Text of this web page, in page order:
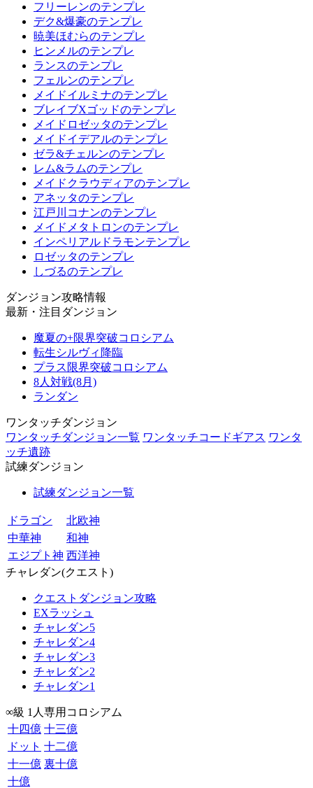
フリーレンのテンプレ
デク&爆豪のテンプレ
暁美ほむらのテンプレ
ヒンメルのテンプレ
ランスのテンプレ
フェルンのテンプレ
メイドイルミナのテンプレ
ブレイブXゴッドのテンプレ
メイドロゼッタのテンプレ
メイドイデアルのテンプレ
ゼラ&チェルンのテンプレ
レム&ラムのテンプレ
メイドクラウディアのテンプレ
アネッタのテンプレ
江戸川コナンのテンプレ
メイドメタトロンのテンプレ
インペリアルドラモンテンプレ
ロゼッタのテンプレ
しづるのテンプレ
ダンジョン攻略情報
最新・注目ダンジョン
魔夏の+限界突破コロシアム
転生シルヴィ降臨
プラス限界突破コロシアム
8人対戦(8月)
ランダン
ワンタッチダンジョン
ワンタッチダンジョン一覧 ワンタッチコードギアス ワンタ
ッチ遺跡
試練ダンジョン
試練ダンジョン一覧
ドラゴン
北欧神
中華神
和神
エジプト神 西洋神
チャレダン(クエスト)
クエストダンジョン攻略
EXラッシュ
チャレダン5
チャレダン4
チャレダン3
チャレダン2
チャレダン1
∞級 1人専用コロシアム
十四億 十三億
ドット 十二億
十一億 裏十億
十億